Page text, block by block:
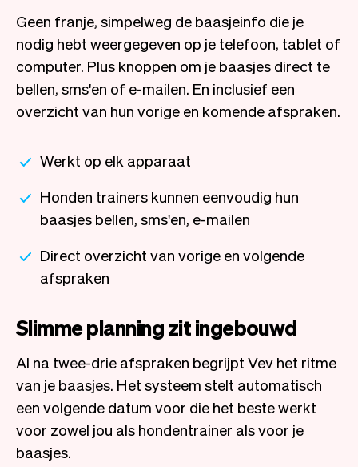
Geen franje, simpelweg de baasjeinfo die je
nodig hebt weergegeven op je telefoon, tablet of
computer. Plus knoppen om je baasjes direct te
bellen, sms'en of e-mailen. En inclusief een
overzicht van hun vorige en komende afspraken.
Werkt op elk apparaat
Honden trainers kunnen eenvoudig hun
baasjes bellen, sms'en, e-mailen
Direct overzicht van vorige en volgende
afspraken
Slimme planning zit ingebouwd
Al na twee-drie afspraken begrijpt Vev het ritme
van je baasjes. Het systeem stelt automatisch
een volgende datum voor die het beste werkt
voor zowel jou als hondentrainer als voor je
baasjes.